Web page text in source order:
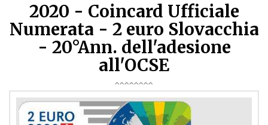
2020 - Coincard Ufficiale
Numerata - 2 euro Slovacchia
- 20°Ann. dell'adesione
all'OCSE